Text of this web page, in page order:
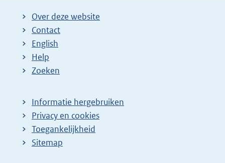
Over deze website
Contact
English
Help
Zoeken
Informatie hergebruiken
Privacy en cookies
Toegankelijkheid
Sitemap